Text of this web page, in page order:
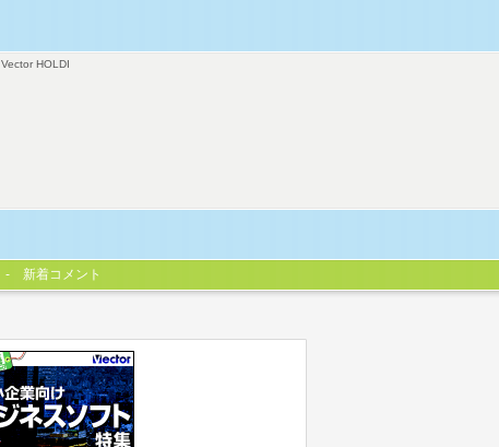
Vector HOLDI
新着コメント